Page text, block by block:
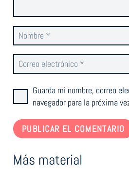
Guarda mi nombre, correo
navegador para la próxima
PUBLICAR EL COMENTARIO
Más material